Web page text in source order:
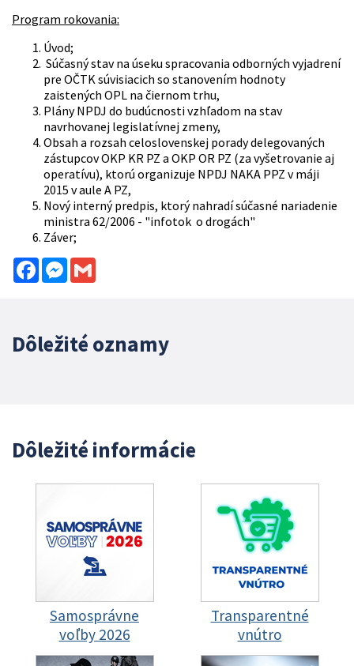
Program rokovania:
Úvod;
Súčasný stav na úseku spracovania odborných vyjadrení
pre OČTK súvisiacich so stanovením hodnoty
zaistených OPL na čiernom trhu,
Plány NPDJ do budúcnosti vzhľadom na stav
navrhovanej legislatívnej zmeny,
Obsah a rozsah celoslovenskej porady delegovaných
zástupcov OKP KR PZ a OKP OR PZ (za vyšetrovanie aj
operatívu), ktorú organizuje NPDJ NAKA PPZ v máji
2015 v aule A PZ,
Nový interný predpis, ktorý nahradí súčasné nariadenie
ministra 62/2006 - "infotok o drogách"
Záver;
FacebookMessenger
Dôležité oznamy
Dôležité informácie
Samosprávne
voľby 2026
Transparentné
vnútro